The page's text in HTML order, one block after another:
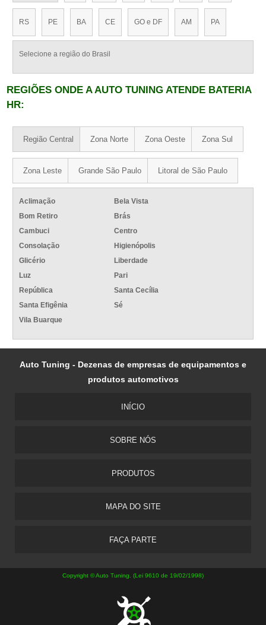
RS PE BA CE GO e DF AM PA
Selecione a região do Brasil
REGIÕES ONDE A AUTO TUNING ATENDE BATERIA
HR:
Região Central Zona Norte Zona Oeste Zona Sul
Zona Leste Grande São Paulo Litoral de São Paulo
Aclimação
Bela Vista
Bom Retiro
Brás
Cambuci
Centro
Consolação
Higienópolis
Glicério
Liberdade
Luz
Pari
República
Santa Cecília
Santa Efigênia
Sé
Vila Buarque
Auto Tuning - Dezenas de empresas de equipamentos e
produtos automotivos
INÍCIO
SOBRE NÓS
PRODUTOS
MAPA DO SITE
FAÇA PARTE
Copyright © Auto Tuning. (Lei 9610 de 19/02/1998)